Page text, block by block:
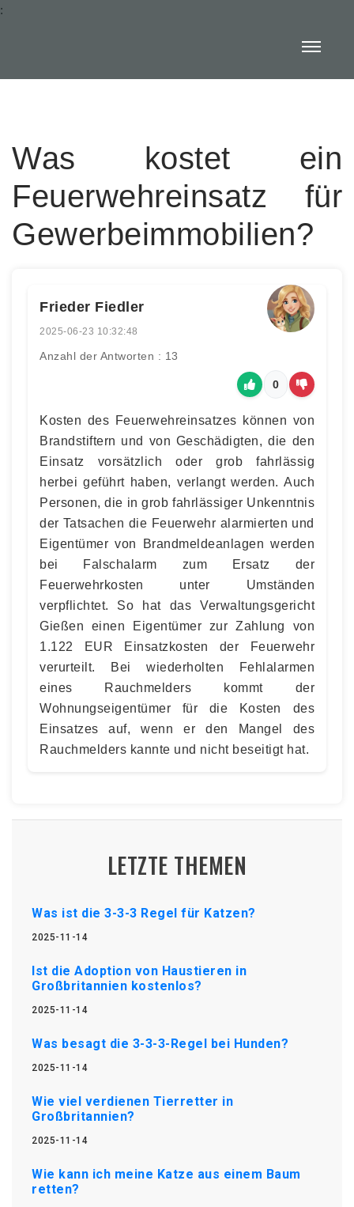
:
Was kostet ein
Feuerwehreinsatz für
Gewerbeimmobilien?
Frieder Fiedler
2025-06-23 10:32:48
Anzahl der Antworten : 13
0
Kosten des Feuerwehreinsatzes können von
Brandstiftern und von Geschädigten, die den
Einsatz vorsätzlich oder grob fahrlässig
herbei geführt haben, verlangt werden. Auch
Personen, die in grob fahrlässiger Unkenntnis
der Tatsachen die Feuerwehr alarmierten und
Eigentümer von Brandmeldeanlagen werden
bei Falschalarm zum Ersatz der
Feuerwehrkosten unter Umständen
verpflichtet. So hat das Verwaltungsgericht
Gießen einen Eigentümer zur Zahlung von
1.122 EUR Einsatzkosten der Feuerwehr
verurteilt. Bei wiederholten Fehlalarmen
eines Rauchmelders kommt der
Wohnungseigentümer für die Kosten des
Einsatzes auf, wenn er den Mangel des
Rauchmelders kannte und nicht beseitigt hat.
LETZTE THEMEN
Was ist die 3-3-3 Regel für Katzen?
2025-11-14
Ist die Adoption von Haustieren in
Großbritannien kostenlos?
2025-11-14
Was besagt die 3-3-3-Regel bei Hunden?
2025-11-14
Wie viel verdienen Tierretter in
Großbritannien?
2025-11-14
Wie kann ich meine Katze aus einem Baum
retten?